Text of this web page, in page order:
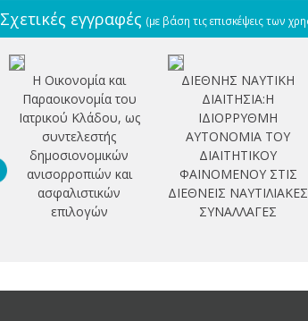
Σχετικές εγγραφές (με βάση τις επισκέψεις των
Η Οικονομία και
Παραοικονομία του
Ιατρικού Κλάδου, ως
συντελεστής
δημοσιονομικών
ανισορροπιών και
ασφαλιστικών
επιλογών
ΔΙΕΘΝΗΣ ΝΑΥΤΙΚΗ
ΔΙΑΙΤΗΣΙΑ:Η
ΙΔΙΟΡΡΥΘΜΗ
ΑΥΤΟΝΟΜΙΑ ΤΟΥ
ΔΙΑΙΤΗΤΙΚΟΥ
ΦΑΙΝΟΜΕΝΟΥ ΣΤΙΣ
ΔΙΕΘΝΕΙΣ ΝΑΥΤΙΛΙΑΚΕΣ
ΣΥΝΑΛΛΑΓΕΣ